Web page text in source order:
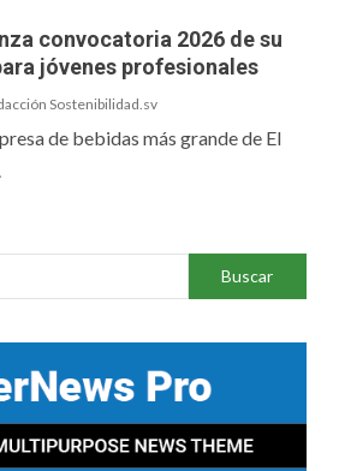
convocatoria 2026 de su
jóvenes profesionales
Sostenibilidad.sv
de bebidas más grande de El